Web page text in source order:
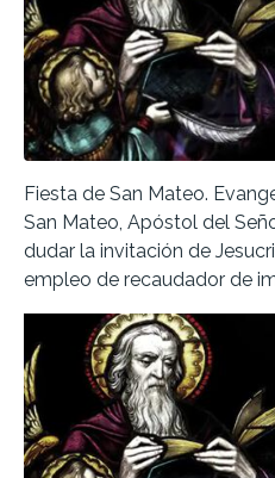
Fiesta de San Mateo.
San Mateo, Apóstol del
dudar la invitación de
empleo de recaudador de